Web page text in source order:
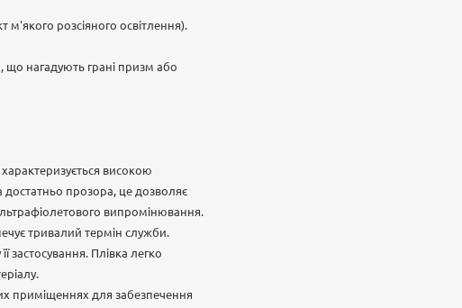
м'якого розсіяного освітлення).
що нагадують грані призм або
високою
достатньо прозора, це дозволяє
випромінювання.
тривалий термін служби.
застосування. Плівка легко
приміщеннях для забезпечення